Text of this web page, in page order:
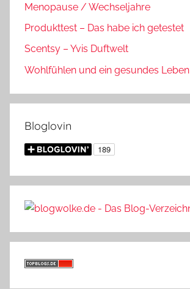
Menopause / Wechseljahre
Produkttest – Das habe ich getestet
Scentsy – Yvis Duftwelt
Wohlfühlen und ein gesundes Leben
Bloglovin